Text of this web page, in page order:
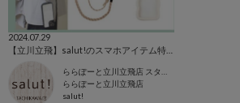
2024.07.29
ららぽーと立川立飛店
salut!